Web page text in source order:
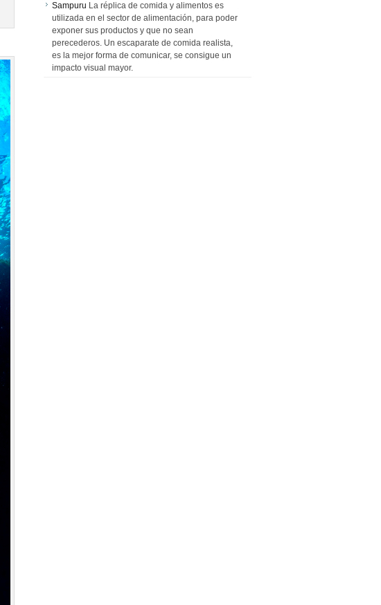
Sampuru La réplica de comida y alimentos es
utilizada en el sector de alimentación, para poder
exponer sus productos y que no sean
perecederos. Un escaparate de comida realista,
es la mejor forma de comunicar, se consigue un
impacto visual mayor.